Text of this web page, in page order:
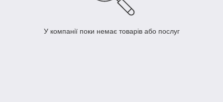
У компанії поки немає товарів або послуг